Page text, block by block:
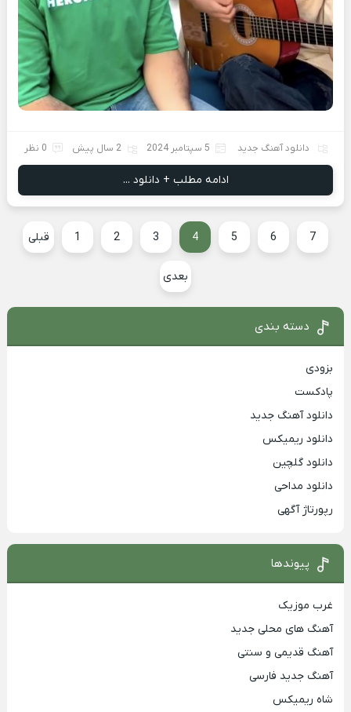
دانلود آهنگ جدید 5 سپتامبر 2024 2 سال پیش 0 نظر
ادامه مطلب + دانلود ...
قبلی 1 2 3 4 5 6 7
بعدی
دسته بندی
بزودی
پادکست
دانلود آهنگ جدید
دانلود ریمیکس
دانلود گلچین
دانلود مداحی
رپورتاژ آگهی
پیوندها
غرب موزیک
آهنگ های محلی جدید
آهنگ قدیمی و سنتی
آهنگ جدید فارسی
شاه ریمیکس